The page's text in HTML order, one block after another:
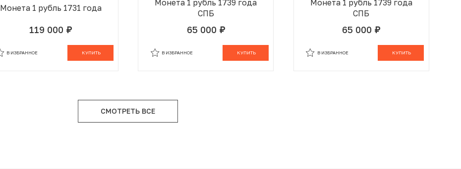
Монета 1 рубль 1731 года
119 000 руб.
КУПИТЬ
В ИЗБРАННОЕ
Монета 1 рубль 1739 года
СПБ
65 000 руб.
КУПИТЬ
В ИЗБРАННОЕ
Монета 1 рубль 1739 года
СПБ
65 000 руб.
КУПИТЬ
В ИЗБРАННОЕ
СМОТРЕТЬ ВСЕ